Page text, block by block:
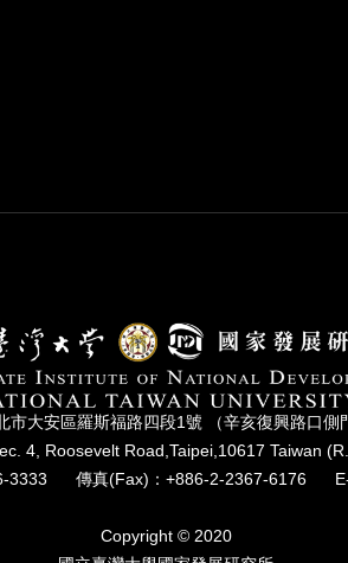
市⼤安區羅斯福路四段1號 （辛亥復興路⼝側
4, Roosevelt Road,Taipei,10617 Taiwan
3333
傳真(Fax)：+886-2-2367-6176
Copyright © 2020